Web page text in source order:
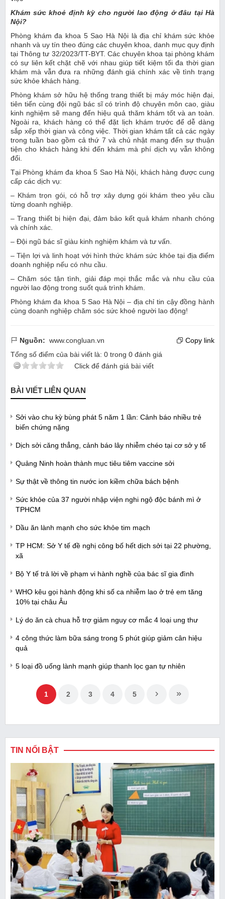
Khám sức khoẻ định kỳ cho người lao động ở đâu tại Hà
Nội?
Phòng khám đa khoa 5 Sao Hà Nội là địa chỉ khám sức khỏe
nhanh và uy tín theo đúng các chuyên khoa, danh mục quy định
tại Thông tư 32/2023/TT-BYT. Các chuyên khoa tại phòng khám
có sự liên kết chặt chẽ với nhau giúp tiết kiệm tối đa thời gian
khám mà vẫn đưa ra những đánh giá chính xác về tình trạng
sức khỏe khách hàng.
Phòng khám sở hữu hệ thống trang thiết bị máy móc hiện đại,
tiên tiến cùng đội ngũ bác sĩ có trình độ chuyên môn cao, giàu
kinh nghiệm sẽ mang đến hiệu quả thăm khám tốt và an toàn.
Ngoài ra, khách hàng có thể đặt lịch khám trước để dễ dàng
sắp xếp thời gian và công việc. Thời gian khám tất cả các ngày
trong tuần bao gồm cả thứ 7 và chủ nhật mang đến sự thuận
tiện cho khách hàng khi đến khám mà phí dịch vụ vẫn không
đổi.
Tại Phòng khám đa khoa 5 Sao Hà Nội, khách hàng được cung
cấp các dịch vụ:
– Khám trọn gói, có hỗ trợ xây dựng gói khám theo yêu cầu
từng doanh nghiệp.
– Trang thiết bị hiện đại, đảm bảo kết quả khám nhanh chóng
và chính xác.
– Đội ngũ bác sĩ giàu kinh nghiệm khám và tư vấn.
– Tiện lợi và linh hoạt với hình thức khám sức khỏe tại địa điểm
doanh nghiệp nếu có nhu cầu.
– Chăm sóc tận tình, giải đáp mọi thắc mắc và nhu cầu của
người lao động trong suốt quá trình khám.
Phòng khám đa khoa 5 Sao Hà Nội – địa chỉ tin cậy đồng hành
cùng doanh nghiệp chăm sóc sức khoẻ người lao động!
Nguồn: www.congluan.vn
Copy link
Tổng số điểm của bài viết là: 0 trong 0 đánh giá
Click để đánh giá bài viết
BÀI VIẾT LIÊN QUAN
Sởi vào chu kỳ bùng phát 5 năm 1 lần: Cảnh báo nhiều trẻ
biến chứng nặng
Dịch sởi căng thẳng, cảnh báo lây nhiễm chéo tại cơ sở y tế
Quảng Ninh hoàn thành mục tiêu tiêm vaccine sởi
Sự thật về thông tin nước ion kiềm chữa bách bệnh
Sức khỏe của 37 người nhập viện nghi ngộ độc bánh mì ở
TPHCM
Dầu ăn lành mạnh cho sức khỏe tim mạch
TP HCM: Sở Y tế đề nghị công bố hết dịch sởi tại 22 phường,
xã
Bộ Y tế trả lời về phạm vi hành nghề của bác sĩ gia đình
WHO kêu gọi hành động khi số ca nhiễm lao ở trẻ em tăng
10% tại châu Âu
Lý do ăn cà chua hỗ trợ giảm nguy cơ mắc 4 loại ung thư
4 công thức làm bữa sáng trong 5 phút giúp giảm cân hiệu
quả
5 loại đồ uống lành mạnh giúp thanh lọc gan tự nhiên
1 2 3 4 5
TIN NỔI BẬT